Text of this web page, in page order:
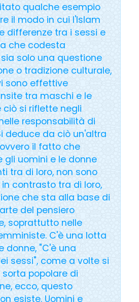
qualche esempio
il modo in cui l'Islam
differenze tra i sessi e
che codesta
solo una questione
o tradizione culturale,
sono effettive
tra maschi e le
ciò si riflette negli
responsabilità di
deduce da ciò un'altra
il fatto che
gli uomini e le donne
tra di loro, non sono
contrasto tra di loro,
che sta alla base di
del pensiero
soprattutto nelle
C'è una lotta
donne, "C'è una
sessi", come a volte si
popolare di
ecco, questo
esiste. Uomini e